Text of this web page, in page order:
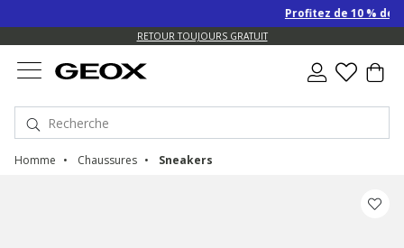
Profitez de 10 % de
RETOUR TOUJOURS GRATUIT
Homme Chaussures Sneakers